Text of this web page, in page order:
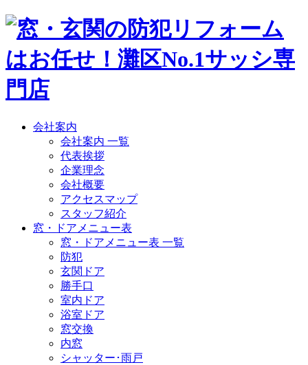
会社案内
会社案内 一覧
代表挨拶
企業理念
会社概要
アクセスマップ
スタッフ紹介
窓・ドアメニュー表
窓・ドアメニュー表 一覧
防犯
玄関ドア
勝手口
室内ドア
浴室ドア
窓交換
内窓
シャッター･雨戸